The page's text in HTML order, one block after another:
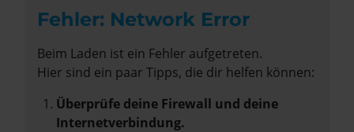
Fehler: Network Error
Beim Laden ist ein Fehler aufgetreten.
Hier sind ein paar Tipps, die dir helfen können:
Überprüfe deine Firewall und deine
Internetverbindung.